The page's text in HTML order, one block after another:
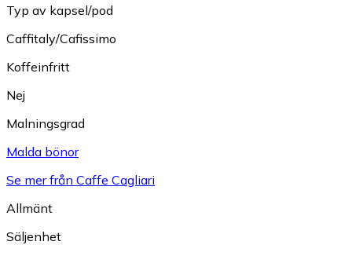
Typ av kapsel/pod
Caffitaly/Cafissimo
Koffeinfritt
Nej
Malningsgrad
Malda bönor
Se mer från Caffe Cagliari
Allmänt
Säljenhet